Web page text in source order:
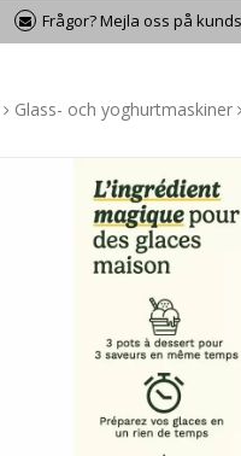
Frågor? Mejla oss på
Glass- och yoghurtmaskiner